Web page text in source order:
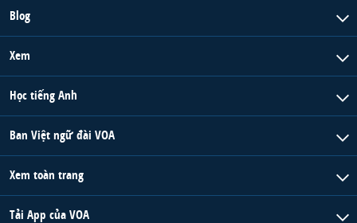
Blog
Xem
Học tiếng Anh
Ban Việt ngữ đài VOA
Xem toàn trang
Tải App của VOA